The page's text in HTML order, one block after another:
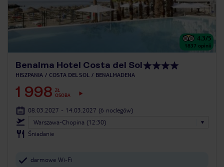
4.3/5
1837 opinii
Benalma Hotel Costa del Sol
HISZPANIA COSTA DEL SOL BENALMADENA
1 998 ZŁ
OSOBA
08.03.2027 - 14.03.2027 (6 noclegów)
Warszawa-Chopina (12:30)
Śniadanie
darmowe Wi-Fi